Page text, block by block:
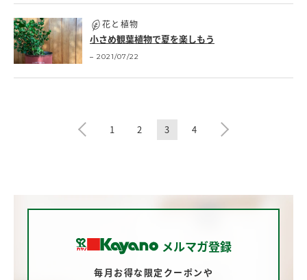
花と植物
小さめ観葉植物で夏を楽しもう
2021/07/22
1 2 3 4
メルマガ登録
毎月お得な限定クーポンや